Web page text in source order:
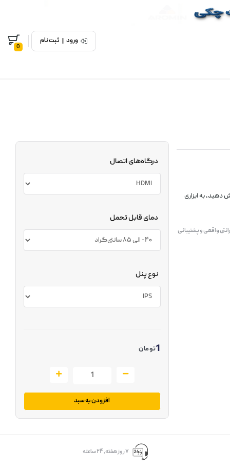
ورود | ثبت نام
0
دهید، به ابزاری
واقعی و پشتیبانی
درگاه‌های اتصال
دمای قابل تحمل
نوع پنل
1تومان
افزودن به سبد
۷ روز ﻫﻔﺘﻪ، ۲۴ ﺳﺎﻋﺘﻪ